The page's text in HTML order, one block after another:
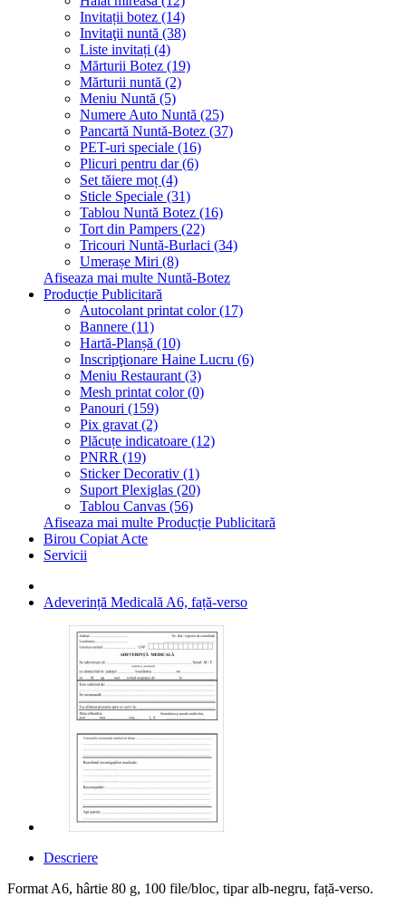
Invitații botez (14)
Invitaţii nuntă (38)
Liste invitați (4)
Mărturii Botez (19)
Mărturii nuntă (2)
Meniu Nuntă (5)
Numere Auto Nuntă (25)
Pancartă Nuntă-Botez (37)
PET-uri speciale (16)
Plicuri pentru dar (6)
Set tăiere moț (4)
Sticle Speciale (31)
Tablou Nuntă Botez (16)
Tort din Pampers (22)
Tricouri Nuntă-Burlaci (34)
Umerașe Miri (8)
Afiseaza mai multe Nuntă-Botez
Producție Publicitară
Autocolant printat color (17)
Bannere (11)
Hartă-Planșă (10)
Inscripţionare Haine Lucru (6)
Meniu Restaurant (3)
Mesh printat color (0)
Panouri (159)
Pix gravat (2)
Plăcuțe indicatoare (12)
PNRR (19)
Sticker Decorativ (1)
Suport Plexiglas (20)
Tablou Canvas (56)
Afiseaza mai multe Producție Publicitară
Birou Copiat Acte
Servicii
Adeverință Medicală A6, față-verso
Descriere
Format A6, hârtie 80 g, 100 file/bloc, tipar alb-negru, față-verso.